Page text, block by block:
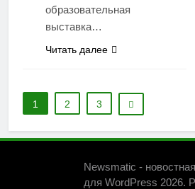
образовательная
выставка…
Читать далее
1 2 3
Newsmatic -
для WordPress 2026.